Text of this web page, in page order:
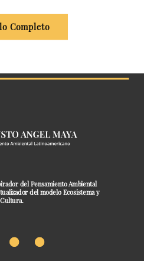
Completo
del Pensamiento Ambiental
del modelo Ecosistema y
Cultura.